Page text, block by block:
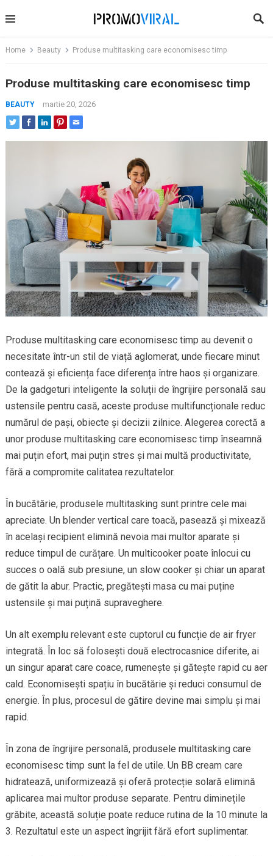
to
Home Beauty Produse multitasking care economisesc timp
Produse multitasking care economisesc timp
BEAUTY martie 20, 2026
Produse multitasking care economisesc timp au devenit o
necesitate într-un stil de viață aglomerat, unde fiecare minut
contează și eficiența face diferența între haos și organizare.
De la gadgeturi inteligente la soluții de îngrijire personală sau
ustensile pentru casă, aceste produse multifuncționale reduc
numărul de pași, obiecte și decizii zilnice. Alegerea corectă a
unor produse multitasking care economisesc timp înseamnă
mai puțin efort, mai puțin stres și mai multă productivitate,
fără a compromite calitatea rezultatelor.
În bucătărie, produsele multitasking sunt printre cele mai
apreciate. Un blender vertical care toacă, pasează și mixează
în același recipient elimină nevoia mai multor aparate și
reduce timpul de curățare. Un multicooker poate înlocui cu
succes o oală sub presiune, un slow cooker și chiar un aparat
de gătit la abur. Practic, pregătești masa cu mai puține
ustensile și mai puțină supraveghere.
Un alt exemplu relevant este cuptorul cu funcție de air fryer
integrată. În loc să folosești două electrocasnice diferite, ai
un singur aparat care coace, rumenește și gătește rapid cu aer
cald. Economisești spațiu în bucătărie și reduci consumul de
energie. În plus, procesul de gătire devine mai simplu și mai
rapid.
În zona de îngrijire personală, produsele multitasking care
economisesc timp sunt la fel de utile. Un BB cream care
hidratează, uniformizează și oferă protecție solară elimină
aplicarea mai multor produse separate. Pentru diminețile
grăbite, această soluție poate reduce rutina de la 10 minute la
3. Rezultatul este un aspect îngrijit fără efort suplimentar.